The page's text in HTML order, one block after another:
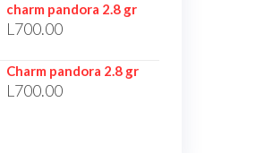
charm pandora 2.8 gr
L 700.00
Charm pandora 2.8 gr
L 700.00